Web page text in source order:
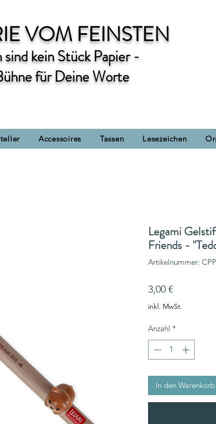
VOM FEINSTEN
kein Stück Papier -
für Deine Worte
Accessoires Tassen Lesezeichen
Legami
Friends -
Artikelnummer:
3,00 €Preis
inkl. MwSt.
Anzahl *
In den Warenkorb